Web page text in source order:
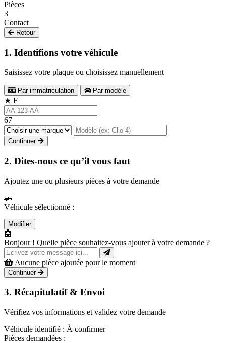
Pièces
3
Contact
Retour
1. Identifions votre véhicule
Saisissez votre plaque ou choisissez manuellement
Par immatriculation Par modèle
★ F
67
Continuer
2. Dites-nous ce qu’il vous faut
Ajoutez une ou plusieurs pièces à votre demande
🚗
Véhicule sélectionné :
Modifier
🤖
Bonjour ! Quelle pièce souhaitez-vous ajouter à votre demande ?
Aucune pièce ajoutée pour le moment
Continuer
3. Récapitulatif & Envoi
Vérifiez vos informations et validez votre demande
Véhicule identifié : À confirmer
Pièces demandées :